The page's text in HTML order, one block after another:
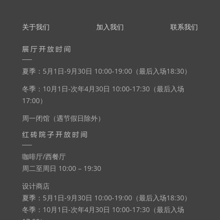
关于我们 加入我们 联系我们
展厅开放时间
夏季：5月1日-9月30日 10:00-19:00（最后入场18:30）
冬季：10月1日-次年4月30日 10:00-17:30（最后入场
17:00）
周一闭馆（遇节假日除外）
红砖院子开放时间
咖啡厅/西餐厅
周二至周日 10:00 – 19:30
设计商店
夏季：5月1日-9月30日 10:00-19:00（最后入场18:30）
冬季：10月1日-次年4月30日 10:00-17:30（最后入场